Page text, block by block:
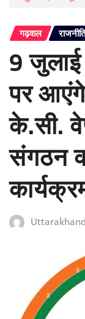
गढ़वाल राजनीति
9
पर
के.सी.
संगठन